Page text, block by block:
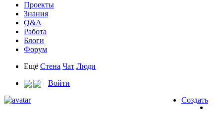
Проекты
Знания
Q&A
Работа
Блоги
Форум
Ещё Стена Чат Люди
Войти
Создать